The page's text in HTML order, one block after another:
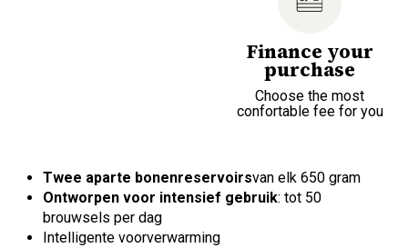
Finance your
purchase
Choose the most
confortable fee for you
Twee aparte bonenreservoirsvan elk 650 gram
Ontworpen voor intensief gebruik: tot 50
brouwsels per dag
Intelligente voorverwarming